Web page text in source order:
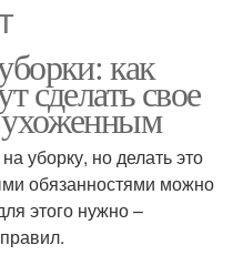
как
сделать свое
уборку, но делать это
обязанностями можно
этого нужно –